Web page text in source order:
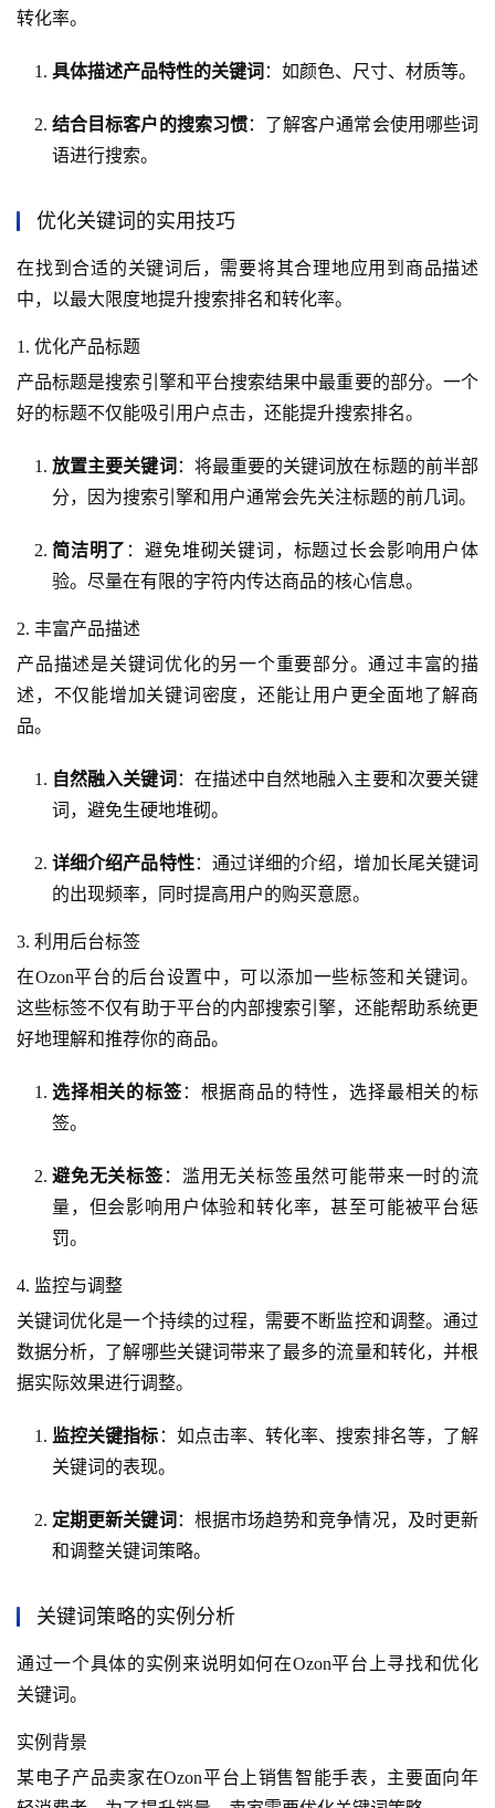
转化率。
具体描述产品特性的关键词 ：如颜色、尺寸、材质等。
结合目标客户的搜索习惯：了解客户通常会使用哪些词
语进行搜索。
优化关键词的实用技巧
在找到合适的关键词后，需要将其合理地应用到商品描述
中，以最大限度地提升搜索排名和转化率。
1. 优化产品标题
产品标题是搜索引擎和平台搜索结果中最重要的部分。一个
好的标题不仅能吸引用户点击，还能提升搜索排名。
放置主要关键词 ：将最重要的关键词放在标题的前半部
分，因为搜索引擎和用户通常会先关注标题的前几词。
简洁明了 ：避免堆砌关键词，标题过长会影响用户体
验。尽量在有限的字符内传达商品的核心信息。
2. 丰富产品描述
产品描述是关键词优化的另一个重要部分。通过丰富的描
述，不仅能增加关键词密度，还能让用户更全面地了解商
品。
自然融入关键词 ：在描述中自然地融入主要和次要关键
词，避免生硬地堆砌。
详细介绍产品特性：通过详细的介绍，增加长尾关键词
的出现频率，同时提高用户的购买意愿。
3. 利用后台标签
在Ozon平台的后台设置中，可以添加一些标签和关键词。
这些标签不仅有助于平台的内部搜索引擎，还能帮助系统更
好地理解和推荐你的商品。
选择相关的标签 ：根据商品的特性，选择最相关的标
签。
避免无关标签 ：滥用无关标签虽然可能带来一时的流
量，但会影响用户体验和转化率，甚至可能被平台惩
罚。
4. 监控与调整
关键词优化是一个持续的过程，需要不断监控和调整。通过
数据分析，了解哪些关键词带来了最多的流量和转化，并根
据实际效果进行调整。
监控关键指标 ：如点击率、转化率、搜索排名等，了解
关键词的表现。
定期更新关键词 ：根据市场趋势和竞争情况，及时更新
和调整关键词策略。
关键词策略的实例分析
通过一个具体的实例来说明如何在Ozon平台上寻找和优化
关键词。
实例背景
某电子产品卖家在Ozon平台上销售智能手表，主要面向年